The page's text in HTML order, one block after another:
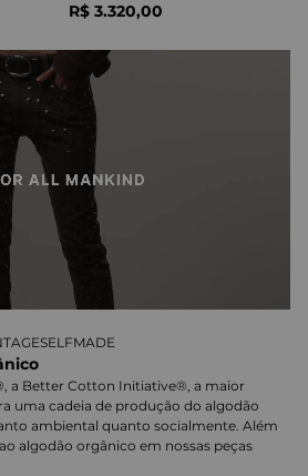
R$ 3.320,00
a Better Cotton Initiative®, a maior
uma cadeia de produção do algodão
ambiental quanto socialmente. Além
algodão orgânico em nossas peças